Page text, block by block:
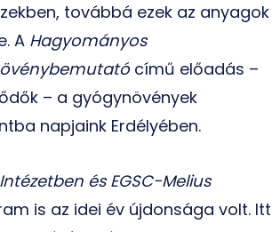
továbbá ezek az anyagok
A Hagyományos
című előadás –
– a gyógynövények
napjaink Erdélyében.
és EGSC-Melius
is az idei év újdonsága volt. Itt